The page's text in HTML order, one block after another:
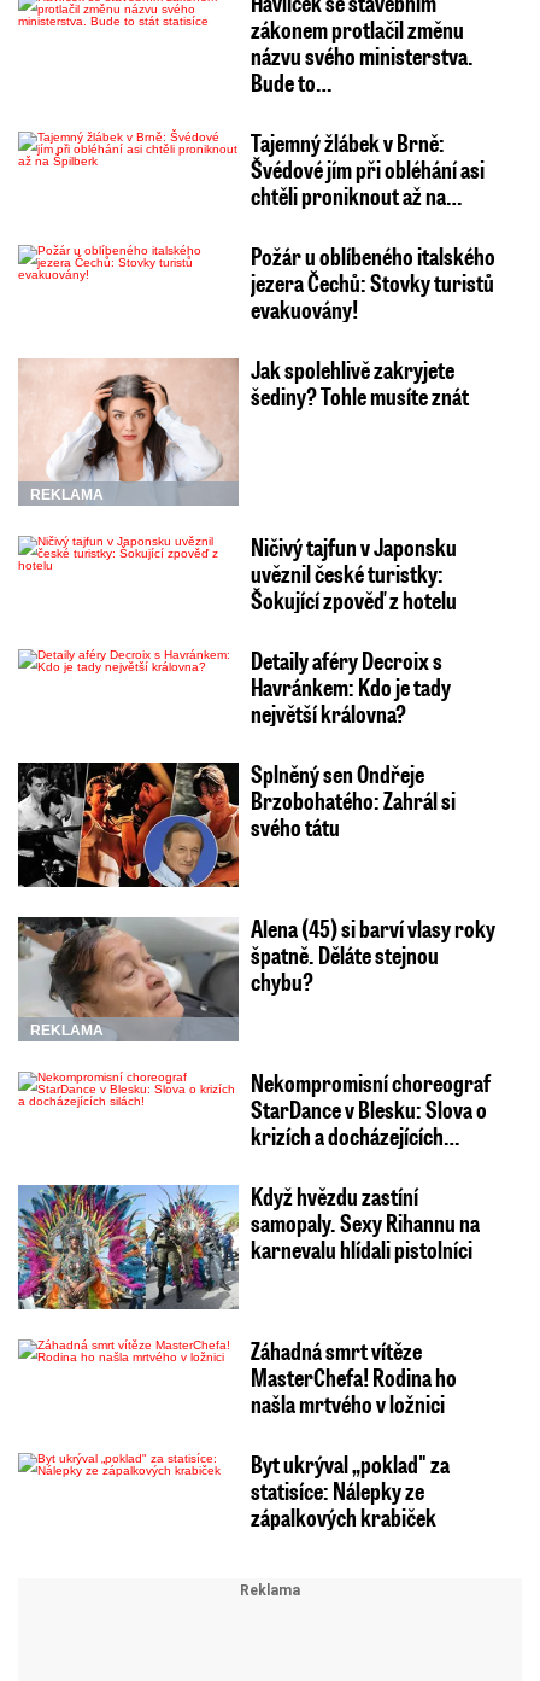
zákonem protlačil změnu
názvu svého ministerstva.
Bude to…
Tajemný žlábek v Brně:
Švédové jím při obléhání asi
chtěli proniknout až na…
Požár u oblíbeného italského
jezera Čechů: Stovky turistů
evakuovány!
REKLAMA
Jak spolehlivě zakryjete
šediny? Tohle musíte znát
Ničivý tajfun v Japonsku
uvěznil české turistky:
Šokující zpověď z hotelu
Detaily aféry Decroix s
Havránkem: Kdo je tady
největší královna?
Splněný sen Ondřeje
Brzobohatého: Zahrál si
svého tátu
REKLAMA
Alena (45) si barví vlasy roky
špatně. Děláte stejnou
chybu?
Nekompromisní choreograf
StarDance v Blesku: Slova o
krizích a docházejících…
Když hvězdu zastíní
samopaly. Sexy Rihannu na
karnevalu hlídali pistolníci
Záhadná smrt vítěze
MasterChefa! Rodina ho
našla mrtvého v ložnici
Byt ukrýval „poklad" za
statisíce: Nálepky ze
zápalkových krabiček